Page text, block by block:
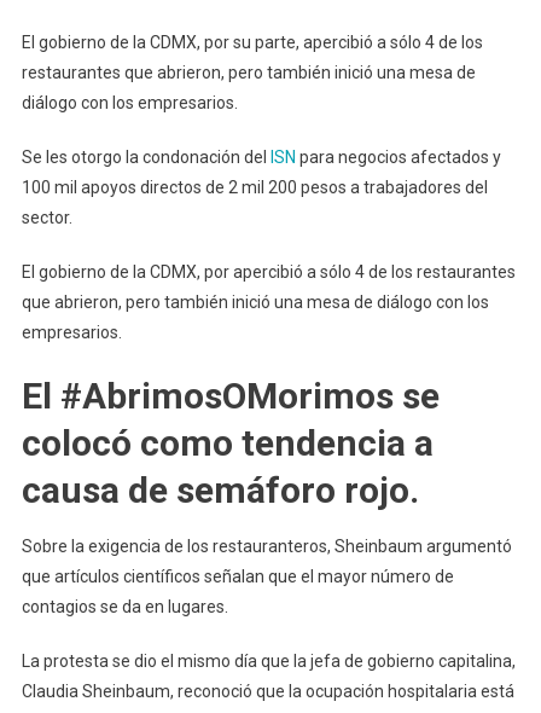
El gobierno de la CDMX, por su parte, apercibió a sólo 4 de los
restaurantes que abrieron, pero también inició una mesa de
diálogo con los empresarios.
Se les otorgo la condonación del ISN para negocios afectados y
100 mil apoyos directos de 2 mil 200 pesos a trabajadores del
sector.
El gobierno de la CDMX, por apercibió a sólo 4 de los restaurantes
que abrieron, pero también inició una mesa de diálogo con los
empresarios.
El #AbrimosOMorimos se
colocó como tendencia a
causa de semáforo rojo.
Sobre la exigencia de los restauranteros, Sheinbaum argumentó
que artículos científicos señalan que el mayor número de
contagios se da en lugares.
La protesta se dio el mismo día que la jefa de gobierno capitalina,
Claudia Sheinbaum, reconoció que la ocupación hospitalaria está